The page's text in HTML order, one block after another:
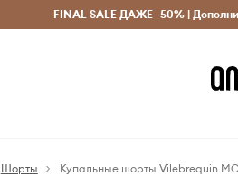
2800 грн) Исключительно
FINAL SALE ДАЖЕ -50% |
Шорты Купальные шорты Vilebrequin